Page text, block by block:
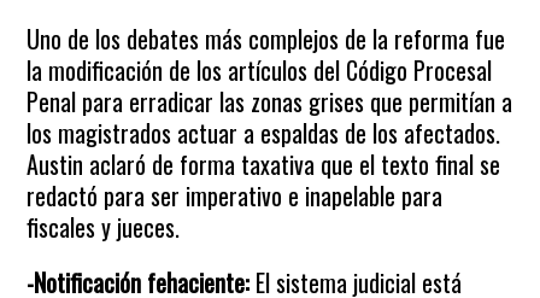
Uno de los debates más complejos de la reforma fue
la modificación de los artículos del Código Procesal
Penal para erradicar las zonas grises que permitían a
los magistrados actuar a espaldas de los afectados.
Austin aclaró de forma taxativa que el texto final se
redactó para ser imperativo e inapelable para
fiscales y jueces.
-Notificación fehaciente: El sistema judicial está